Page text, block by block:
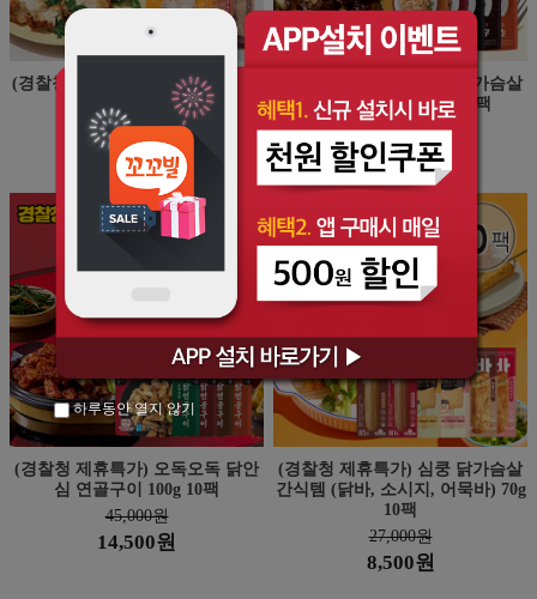
(경찰청 제휴특가) 심쿵 통 닭가슴
살 100g 10팩
35,000원
13,900원
(경찰청 제휴특가) 심쿵 닭가슴살
한입 오븐구이 100g 10팩
35,000원
13,900원
(경찰청 제휴특가) 오독오독 닭안
심 연골구이 100g 10팩
45,000원
14,500원
(경찰청 제휴특가) 심쿵 닭가슴살
간식템 (닭바, 소시지, 어묵바) 70g
10팩
27,000원
8,500원
하루동안 열지 않기